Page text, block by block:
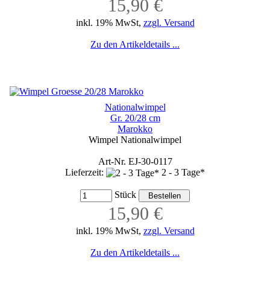
15,90 €
inkl. 19% MwSt, zzgl. Versand
Zu den Artikeldetails ...
Nationalwimpel
Gr. 20/28 cm
Marokko
Wimpel Nationalwimpel
Art-Nr. EJ-30-0117
Lieferzeit:
2 - 3 Tage*
Stück
15,90 €
inkl. 19% MwSt, zzgl. Versand
Zu den Artikeldetails ...